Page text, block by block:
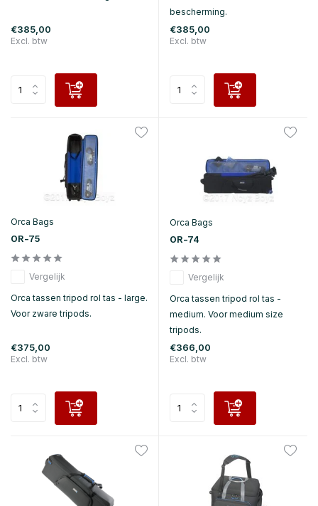
€385,00
Excl. btw
bescherming.
€385,00
Excl. btw
Orca Bags
OR-75
Vergelijk
Orca tassen tripod rol tas - large.
Voor zware tripods.
€375,00
Excl. btw
Orca Bags
OR-74
Vergelijk
Orca tassen tripod rol tas -
medium. Voor medium size
tripods.
€366,00
Excl. btw